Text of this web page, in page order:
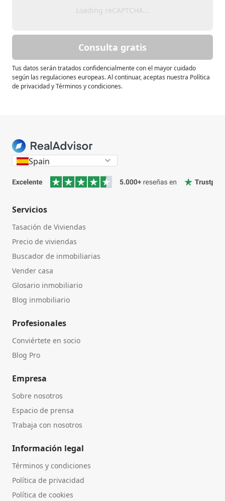
Loading reCAPTCHA...
Consulta gratis
Tus datos serán tratados confidencialmente con el mayor cuidado
según las regulaciones europeas. Al continuar, aceptas nuestra Política
de privacidad y Términos y condiciones.
Spain
Servicios
Tasación de Viviendas
Precio de viviendas
Buscador de inmobiliarias
Vender casa
Glosario inmobiliario
Blog inmobiliario
Profesionales
Conviértete en socio
Blog Pro
Empresa
Sobre nosotros
Espacio de prensa
Trabaja con nosotros
Información legal
Términos y condiciones
Política de privacidad
Política de cookies